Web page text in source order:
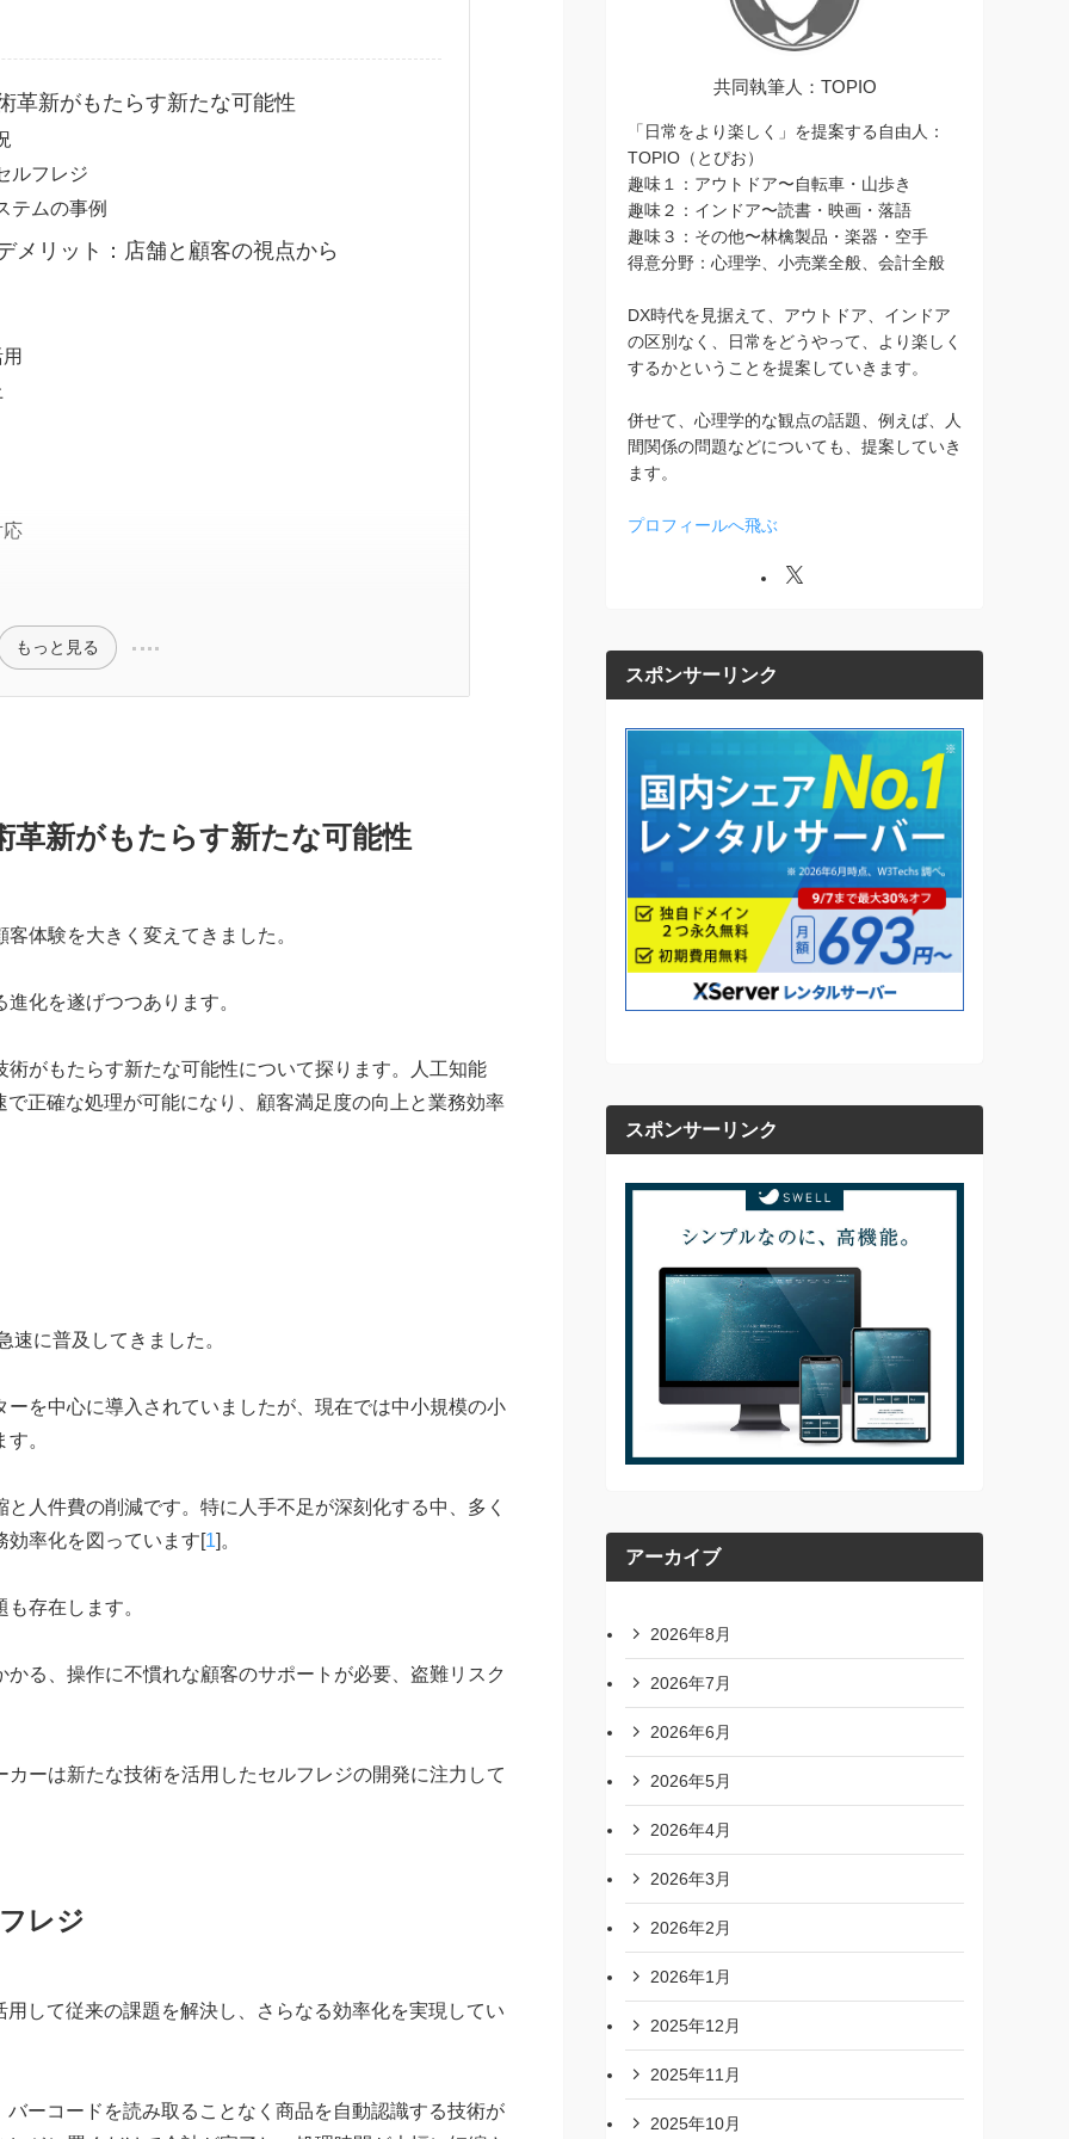
革新がもたらす新たな可能性
ルフレジ
テムの事例
メリット：店舗と顧客の視点から
もっと見る
革新がもたらす新たな可能性
体験を大きく変えてきました。
化を遂げつつあります。
がもたらす新たな可能性について探ります。人工知能
正確な処理が可能になり、顧客満足度の向上と業務効率
に普及してきました。
を中心に導入されていましたが、現在では中小規模の小
。
人件費の削減です。特に人手不足が深刻化する中、多く
効率化を図っています[1]。
存在します。
る、操作に不慣れな顧客のサポートが必要、盗難リスク
ーは新たな技術を活用したセルフレジの開発に注力して
レジ
して従来の課題を解決し、さらなる効率化を実現してい
ーコードを読み取ることなく商品を自動認識する技術が
共同執筆人：TOPIO
「日常をより楽しく」を提案する自由人：
TOPIO（とぴお）
趣味１：アウトドア〜自転車・山歩き
趣味２：インドア〜読書・映画・落語
趣味３：その他〜林檎製品・楽器・空手
得意分野：心理学、小売業全般、会計全般
DX時代を見据えて、アウトドア、インドア
の区別なく、日常をどうやって、より楽しく
するかということを提案していきます。
併せて、心理学的な観点の話題、例えば、人
間関係の問題などについても、提案していき
ます。
プロフィールへ飛ぶ
スポンサーリンク
スポンサーリンク
アーカイブ
2026年8月
2026年7月
2026年6月
2026年5月
2026年4月
2026年3月
2026年2月
2026年1月
2025年12月
2025年11月
2025年10月